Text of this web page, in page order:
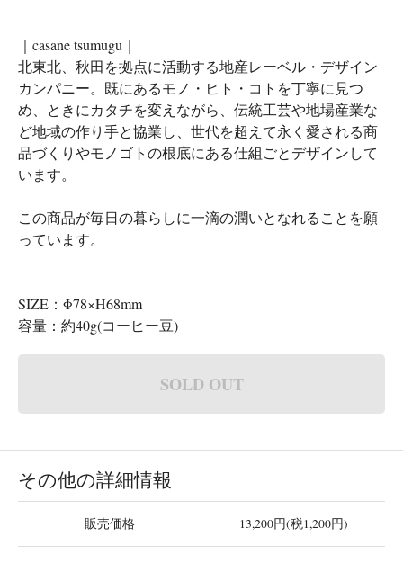
｜casane tsumugu｜
北東北、秋田を拠点に活動する地産レーベル・デザイン
カンパニー。既にあるモノ・ヒト・コトを丁寧に見つ
め、ときにカタチを変えながら、伝統工芸や地場産業な
ど地域の作り手と協業し、世代を超えて永く愛される商
品づくりやモノゴトの根底にある仕組ごとデザインして
います。
この商品が毎日の暮らしに一滴の潤いとなれることを願
っています。
SIZE：Φ78×H68mm
容量：約40g(コーヒー豆)
SOLD OUT
その他の詳細情報
販売価格 13,200円(税1,200円)